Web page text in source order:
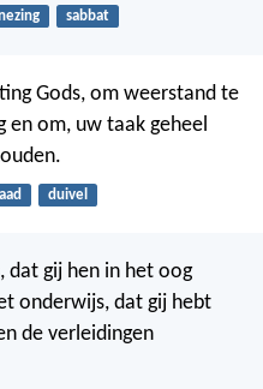
sabbat
Gods, om weerstand te
en om, uw taak geheel
duivel
dat gij hen in het oog
onderwijs, dat gij hebt
de verleidingen